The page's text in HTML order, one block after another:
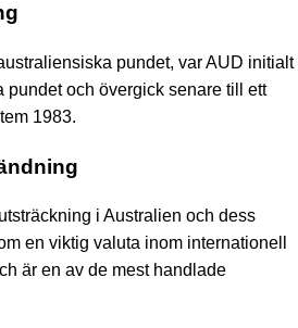
pundet, var AUD initialt
pundet och övergick senare till ett
1983.
i Australien och dess
en viktig valuta inom internationell
är en av de mest handlade